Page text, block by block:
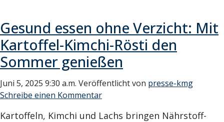
Gesund essen ohne Verzicht: Mit
Kartoffel-Kimchi-Rösti den
Sommer genießen
Juni 5, 2025 9:30 a.m. Veröffentlicht von presse-kmg
Schreibe einen Kommentar
Kartoffeln, Kimchi und Lachs bringen Nährstoff-